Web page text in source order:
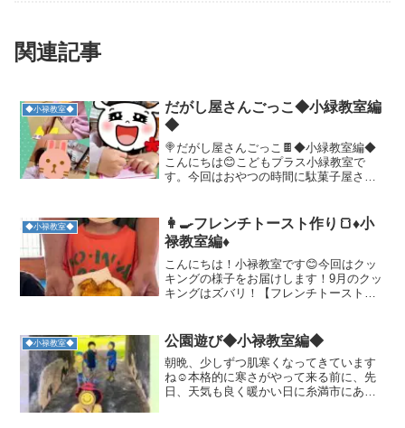
関連記事
◆小禄教室◆
だがし屋さんごっこ◆小緑教室編
◆
🍭だがし屋さんごっこ🍫◆小緑教室編◆
こんにちは😊こどもプラス小緑教室で
す。今回はおやつの時間に駄菓子屋さん
財布作りを行いました👛絵を書いたり、
シールを貼ったりと可愛く仕...
◆小禄教室◆
👩‍🍳フレンチトースト作り🍞♦小
禄教室編♦
こんにちは！小禄教室です😊今回はクッ
キングの様子をお届けします！9月のクッ
キングはズバリ！【フレンチトースト作
よ〜く聞いて、レッツクッキング！まず
は卵を割ります😊🥚力加減...
◆小禄教室◆ 公園遊び◆小禄教室編◆
朝晩、少しずつ肌寒くなってきています
ね☺️本格的に寒さがやって来る前に、先
日、天気も良く暖かい日に糸満市にある